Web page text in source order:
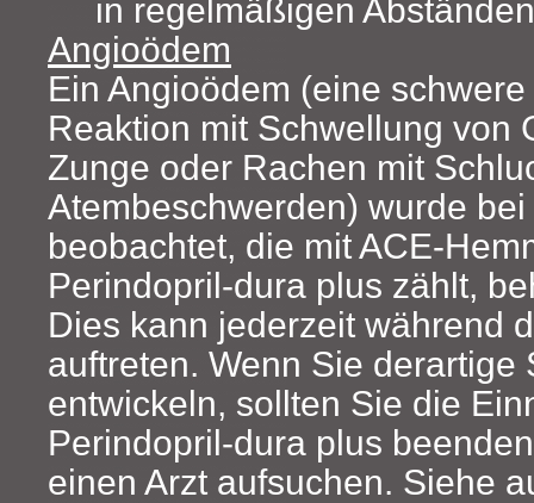
in regelmäßigen
Angioödem
Ein Angioödem (eine
Reaktion mit Schwellung von
Zunge oder Rachen mit
Atembeschwerden) wurde
beobachtet, die mit ACE-
Perindopril-dura plus zählt,
Dies kann jederzeit während
auftreten. Wenn Sie derartige
entwickeln, sollten Sie die
Perindopril-dura plus
einen Arzt aufsuchen. Siehe